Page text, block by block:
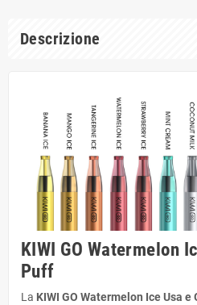
Descrizione
KIWI GO Watermelon
Puff
La KIWI GO Watermelon Ice Usa